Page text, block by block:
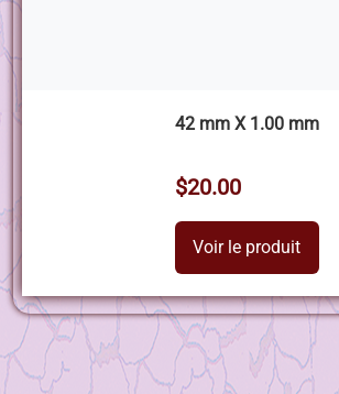
42 mm X 1.00 mm
$20.00
Voir le produit